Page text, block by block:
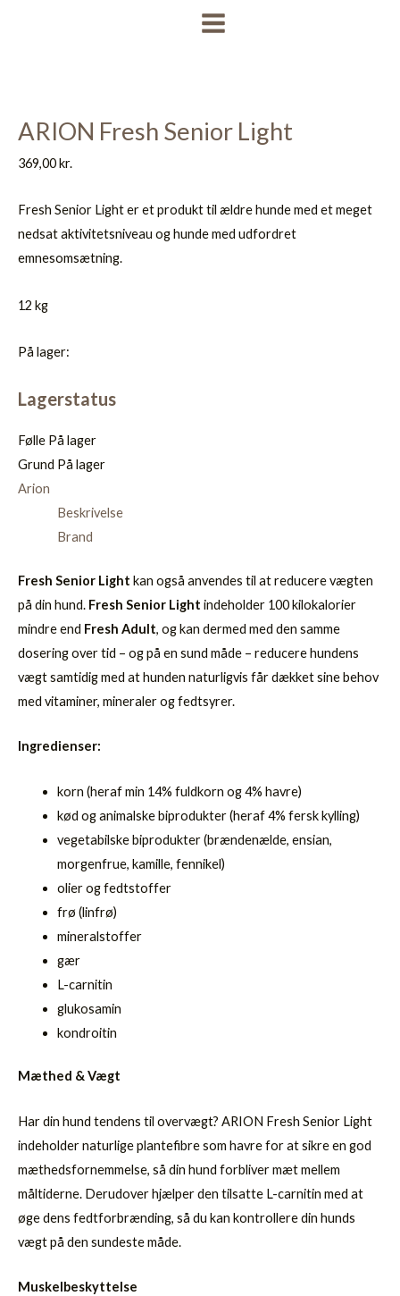
MAIN
ARION Fresh Senior Light
369,00kr.
Fresh Senior Light er et produkt til ældre hunde med et meget
nedsat aktivitetsniveau og hunde med udfordret
emnesomsætning.
12 kg
På lager:
Lagerstatus
Følle På lager
Grund På lager
Arion
Beskrivelse
Brand
Fresh Senior Light kan også anvendes til at reducere vægten
på din hund. Fresh Senior Light indeholder 100 kilokalorier
mindre end Fresh Adult, og kan dermed med den samme
dosering over tid – og på en sund måde – reducere hundens
vægt samtidig med at hunden naturligvis får dækket sine behov
med vitaminer, mineraler og fedtsyrer.
Ingredienser:
korn (heraf min 14% fuldkorn og 4% havre)
kød og animalske biprodukter (heraf 4% fersk kylling)
vegetabilske biprodukter (brændenælde, ensian,
morgenfrue, kamille, fennikel)
olier og fedtstoffer
frø (linfrø)
mineralstoffer
gær
L-carnitin
glukosamin
kondroitin
Mæthed & Vægt
Har din hund tendens til overvægt? ARION Fresh Senior Light
indeholder naturlige plantefibre som havre for at sikre en god
mæthedsfornemmelse, så din hund forbliver mæt mellem
måltiderne. Derudover hjælper den tilsatte L-carnitin med at
øge dens fedtforbrænding, så du kan kontrollere din hunds
vægt på den sundeste måde.
Muskelbeskyttelse